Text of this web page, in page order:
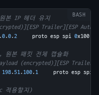
본 IP 헤더 유지
Trailer][ESP Auth]
0.0.2
     proto esp spi
0x100
원본 패킷 전체 캡슐화
(encrypted)][ESP
198.51. 100. 1
     proto esp spi
적용할지)